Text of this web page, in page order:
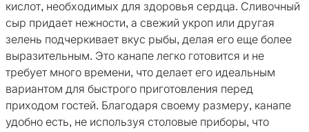
кислот, необходимых для здоровья сердца. Сливочный
сыр придает нежности, а свежий укроп или другая
зелень подчеркивает вкус рыбы, делая его еще более
выразительным. Это канапе легко готовится и не
требует много времени, что делает его идеальным
вариантом для быстрого приготовления перед
приходом гостей. Благодаря своему размеру, канапе
удобно есть, не используя столовые приборы, что